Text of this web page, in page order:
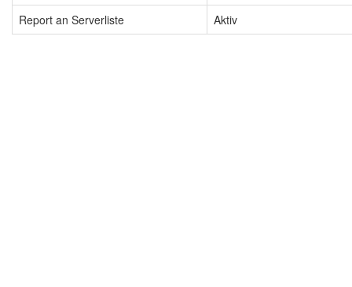
Report an Serverliste
Aktiv